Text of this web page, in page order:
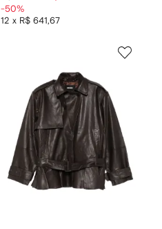
12 x R$ 641,67
-50%